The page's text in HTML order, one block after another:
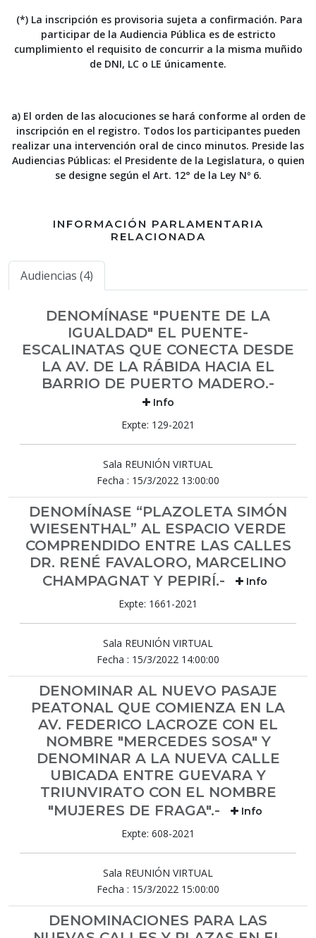
(*) La inscripción es provisoria sujeta a confirmación. Para
participar de la Audiencia Pública es de estricto
cumplimiento el requisito de concurrir a la misma muñido
de DNI, LC o LE únicamente.
a) El orden de las alocuciones se hará conforme al orden de
inscripción en el registro. Todos los participantes pueden
realizar una intervención oral de cinco minutos. Preside las
Audiencias Públicas: el Presidente de la Legislatura, o quien
se designe según el Art. 12° de la Ley Nº 6.
INFORMACIÓN PARLAMENTARIA
RELACIONADA
Audiencias (4)
DENOMÍNASE "PUENTE DE LA
IGUALDAD" EL PUENTE-
ESCALINATAS QUE CONECTA DESDE
LA AV. DE LA RÁBIDA HACIA EL
BARRIO DE PUERTO MADERO.-
Info
Expte: 129-2021
Sala REUNIÓN VIRTUAL
Fecha : 15/3/2022 13:00:00
DENOMÍNASE “PLAZOLETA SIMÓN
WIESENTHAL” AL ESPACIO VERDE
COMPRENDIDO ENTRE LAS CALLES
DR. RENÉ FAVALORO, MARCELINO
CHAMPAGNAT Y PEPIRÍ.-
Info
Expte: 1661-2021
Sala REUNIÓN VIRTUAL
Fecha : 15/3/2022 14:00:00
DENOMINAR AL NUEVO PASAJE
PEATONAL QUE COMIENZA EN LA
AV. FEDERICO LACROZE CON EL
NOMBRE "MERCEDES SOSA" Y
DENOMINAR A LA NUEVA CALLE
UBICADA ENTRE GUEVARA Y
TRIUNVIRATO CON EL NOMBRE
"MUJERES DE FRAGA".-
Info
Expte: 608-2021
Sala REUNIÓN VIRTUAL
Fecha : 15/3/2022 15:00:00
DENOMINACIONES PARA LAS